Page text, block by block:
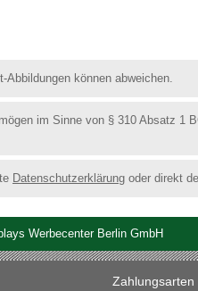
können abweichen.
im Sinne von § 310 Absatz 1
Datenschutzerklärung oder direkt
Werbecenter Berlin GmbH
Zahlungsarten